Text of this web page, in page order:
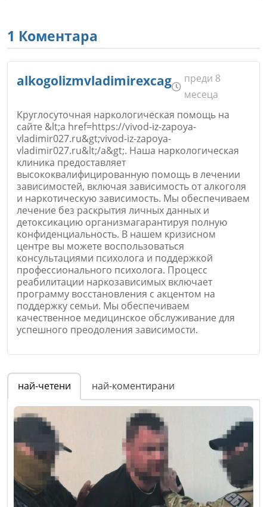
1 Коментара
alkogolizmvladimirexcag
преди 8
месеца
Круглосуточная наркологическая помощь на
сайте &lt;a href=https://vivod-iz-zapoya-
vladimir027.ru&gt;vivod-iz-zapoya-
vladimir027.ru&lt;/a&gt;. Наша наркологическая
клиника предоставляет
высококвалифицированную помощь в лечении
зависимостей, включая зависимость от алкоголя
и наркотическую зависимость. Мы обеспечиваем
лечение без раскрытия личных данных и
детоксикацию организмагарантируя полную
конфиденциальность. В нашем кризисном
центре вы можете воспользоваться
консультациями психолога и поддержкой
профессионального психолога. Процесс
реабилитации наркозависимых включает
программу восстановления с акцентом на
поддержку семьи. Мы обеспечиваем
качественное медицинское обслуживание для
успешного преодоления зависимости.
Име*
Коментар *
най-четени най-коментирани